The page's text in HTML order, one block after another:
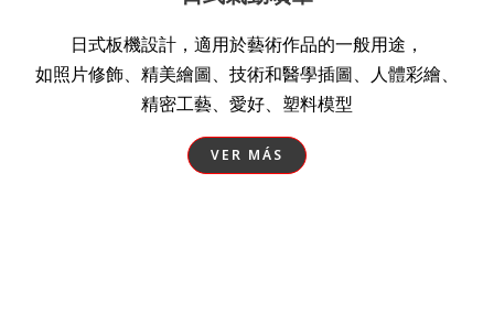
日式板機設計，適用於藝術作品的一般用途，
如照片修飾、精美繪圖、技術和醫學插圖、人體彩繪、
精密工藝、愛好、塑料模型
VER MÁS